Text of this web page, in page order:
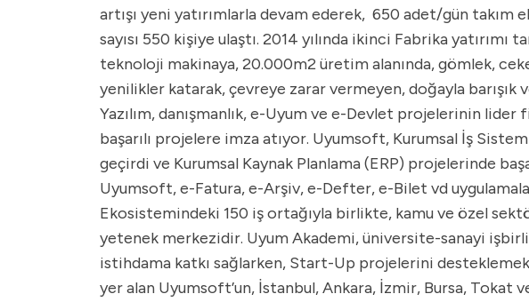
artışı yeni yatırımlarla devam ederek, 650 adet/gün
sayısı 550 kişiye ulaştı. 2014 yılında ikinci Fabrika
teknoloji makinaya, 20.000m2 üretim alanında, gömlek,
yenilikler katarak, çevreye zarar vermeyen, doğayla
Yazılım, danışmanlık, e-Uyum ve e-Devlet projelerinin
başarılı projelere imza atıyor. Uyumsoft, Kurumsal İş
geçirdi ve Kurumsal Kaynak Planlama (ERP) projelerinde
Uyumsoft, e-Fatura, e-Arşiv, e-Defter, e-Bilet vd
Ekosistemindeki 150 iş ortağıyla birlikte, kamu ve özel
yetenek merkezidir. Uyum Akademi, üniversite-sanayi
istihdama katkı sağlarken, Start-Up projelerini
yer alan Uyumsoft’un, İstanbul, Ankara, İzmir, Bursa, Tokat